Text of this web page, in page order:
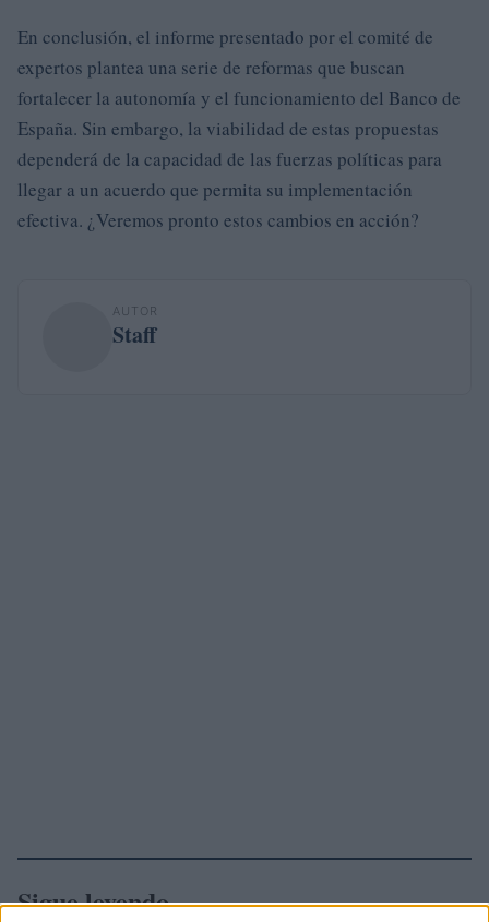
En conclusión, el informe presentado por el comité de
expertos plantea una serie de reformas que buscan
fortalecer la autonomía y el funcionamiento del Banco de
España. Sin embargo, la viabilidad de estas propuestas
dependerá de la capacidad de las fuerzas políticas para
llegar a un acuerdo que permita su implementación
efectiva. ¿Veremos pronto estos cambios en acción?
AUTOR
Staff
Sigue leyendo